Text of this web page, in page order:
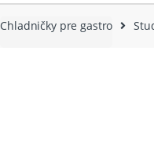
Chladničky pre gastro